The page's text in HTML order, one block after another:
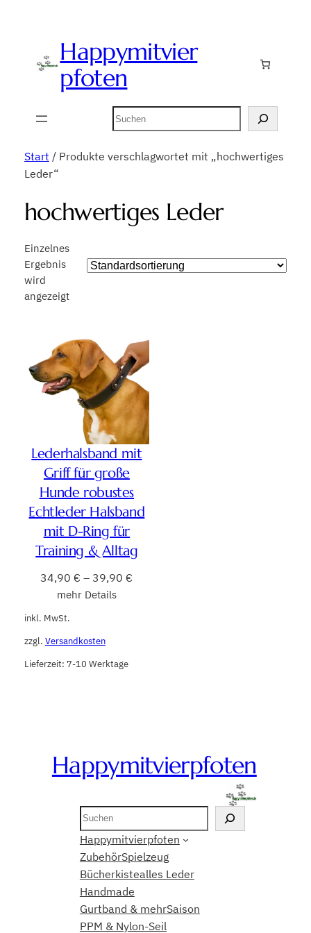
Happymitvier
pfoten
Suchen
Start / Produkte verschlagwortet mit „hochwertiges
Leder“
hochwertiges Leder
Einzelnes
Ergebnis
wird
angezeigt
Lederhalsband mit
Griff für große
Hunde robustes
Echtleder Halsband
mit D-Ring für
Training & Alltag
34,90 € – 39,90 €
mehr Details
inkl. MwSt.
zzgl. Versandkosten
Lieferzeit: 7-10 Werktage
Happymitvierpfoten
Suchen
Happymitvierpfoten
ZubehörSpielzeug
Bücherkistealles Leder
Handmade
Gurtband & mehrSaison
PPM & Nylon-Seil